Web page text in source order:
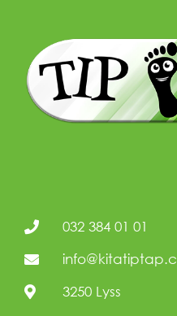
032 384 01 01
3250 Lyss